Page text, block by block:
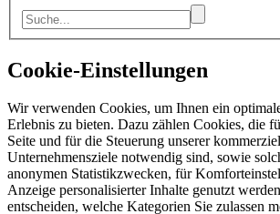
Cookie-Einstellungen
Wir verwenden Cookies, um Ihnen ein
Erlebnis zu bieten. Dazu zählen Cookies, die
Seite und für die Steuerung unserer
Unternehmensziele notwendig sind, sowie
anonymen Statistikzwecken, für
Anzeige personalisierter Inhalte genutzt
entscheiden, welche Kategorien Sie zulassen